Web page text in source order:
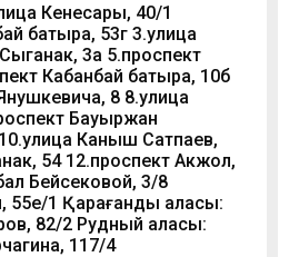
Кенесары, 40/1
батыра, 53г 3.улица
3а 5.проспект
Кабанбай батыра, 10б
8 8.улица
Бауыржан
Каныш Сатпаев,
54 12.проспект Акжол,
Бейсековой, 3/8
55е/1 Қарағанды қаласы:
82/2 Рудный қаласы:
117/4